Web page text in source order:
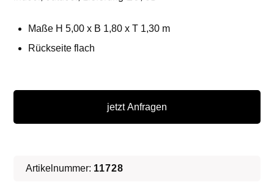
Maße H 5,00 x B 1,80 x T 1,30 m
Rückseite flach
-
jetzt Anfragen
Artikelnummer: 11728